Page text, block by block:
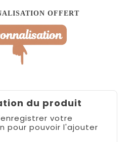
OFFERT
du produit
votre
pour pouvoir l'ajouter